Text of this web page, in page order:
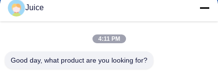
ταχυδρομείο
Τηλέφωνο
Juice
4:11 PM
Good day, what product are you looking for?